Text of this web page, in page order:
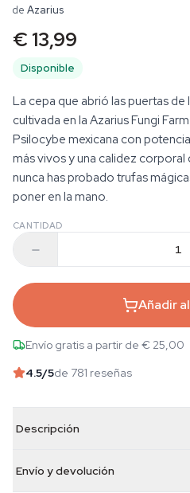
de Azarius
€ 13,99
Disponible
La cepa que abrió las puertas
cultivada en la Azarius Fungi
Psilocybe mexicana con
más vivos y una calidez corporal
nunca has probado trufas
poner en la mano.
CANTIDAD
Añadir
Envío gratis a partir de € 25,00
4.5/5de 781 reseñas
Descripción
Envío y devolución